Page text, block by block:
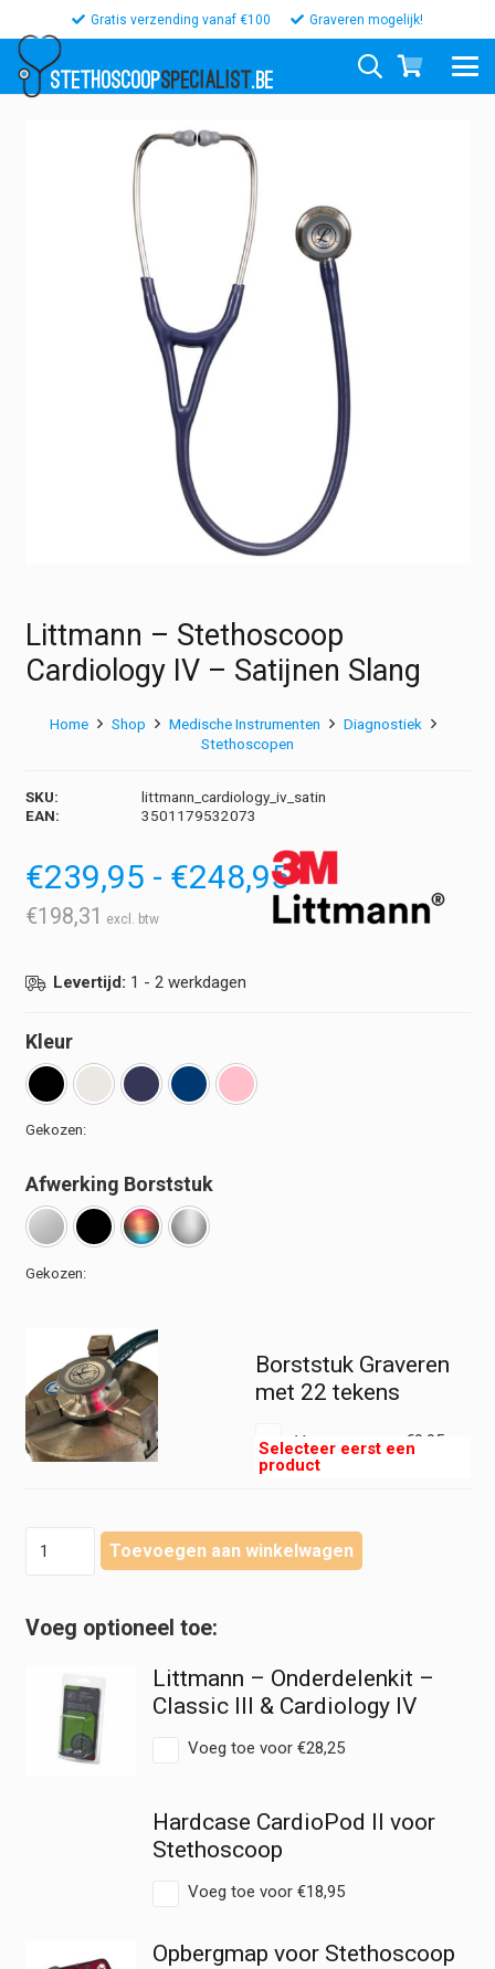
Gratis verzending vanaf €100 Graveren mogelijk!
STETHOSCOOPSPECIALIST.BE
Littmann – Stethoscoop
Cardiology IV – Satijnen Slang
Home Shop Medische Instrumenten
Diagnostiek
Stethoscopen
SKU:
littmann_cardiology_iv_satin
EAN:
3501179532073
€239,95 - €248,95Prijsklasse:
€239,95
tot
€198,31
Levertijd: 1 - 2 werkdagen
Kleur
Afwerking Borststuk
Borststuk Graveren
met 22 tekens
Voeg toe voor€9,95
8,22
IV
Slang
aantal
Toevoegen aan winkelwagen
Littmann – Onderdelenkit –
Classic III & Cardiology IV
Voeg toe voor €28,25
Hardcase CardioPod II voor
Stethoscoop
Voeg toe voor €18,95
Opbergmap voor Stethoscoop